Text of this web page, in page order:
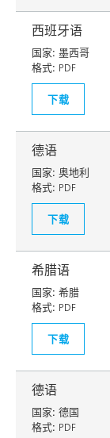
西班牙语
国家: 墨西哥
格式: PDF
下载
德语
国家: 奥地利
格式: PDF
下载
希腊语
国家: 希腊
格式: PDF
下载
德语
国家: 德国
格式: PDF